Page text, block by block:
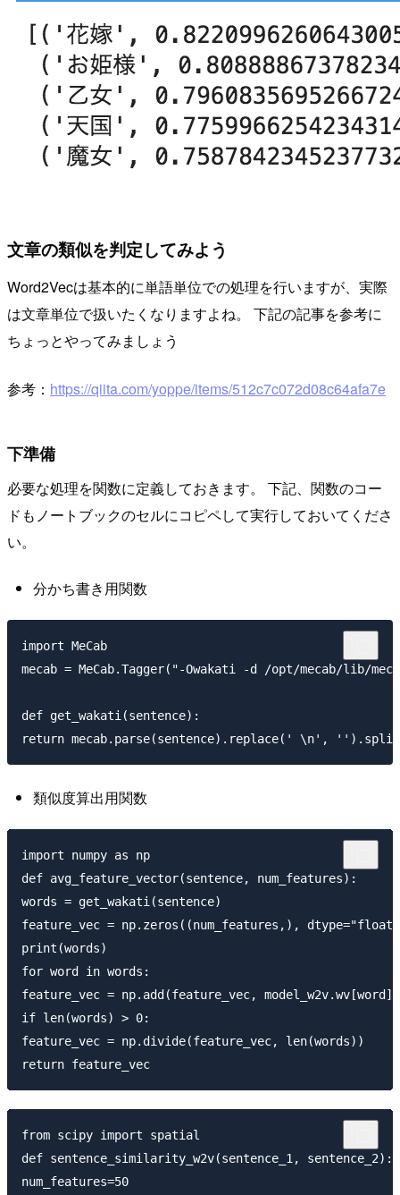
文章の類似を判定してみよう
Word2Vecは基本的に単語単位での処理を行いますが、実際
は文章単位で扱いたくなりますよね。 下記の記事を参考に
ちょっとやってみましょう
参考： https://qiita.com/yoppe/items/512c7c072d08c64afa7e
下準備
必要な処理を関数に定義しておきます。 下記、関数のコー
ドもノートブックのセルにコピペして実行しておいてくださ
い。
分かち書き用関数
import MeCab
mecab = MeCab.Tagger("-Owakati -d /opt/mecab/lib/
def get_wakati(sentence):
類似度算出用関数
import numpy as np
def avg_feature_vector(sentence, num_features):
words = get_wakati(sentence)
feature_vec = np.zeros((num_features,),
print(words)
for word in words:
feature_vec = np.add(feature_vec, model_w2v.wv[word])
if len(words) > 0:
feature_vec = np.divide(feature_vec, len(words))
from scipy import spatial
def sentence_similarity_w2v(sentence_1, sentence_2):
num_features=50